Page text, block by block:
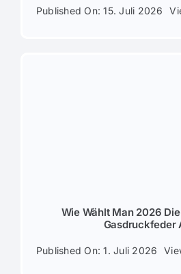
Published On: 15. Juli 2026
Wie Wählt Man 2026
Gasdruckfeder
Published On: 1. Juli 2026